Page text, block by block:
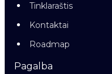
Tinklaraštis
Kontaktai
Roadmap
Pagalba